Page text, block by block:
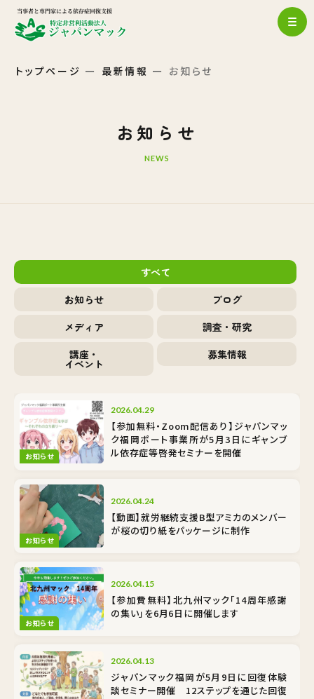
トップページ 最新情報 お知らせ
お知らせ
NEWS
すべて
お知らせ
ブログ
メディア
調査・研究
講座・
イベント
募集情報
お知らせ
2026.04.29
【参加無料・Zoom配信あり】ジャパンマッ
ク福岡ポート事業所が5月3日にギャンブ
ル依存症等啓発セミナーを開催
お知らせ
2026.04.24
【動画】就労継続支援B型アミカのメンバー
が桜の切り紙をパッケージに制作
お知らせ
2026.04.15
【参加費無料】北九州マック「14周年感謝
の集い」を6月6日に開催します
2026.04.13
ジャパンマック福岡が5月9日に回復体験
談セミナー開催 12ステップを通じた回復